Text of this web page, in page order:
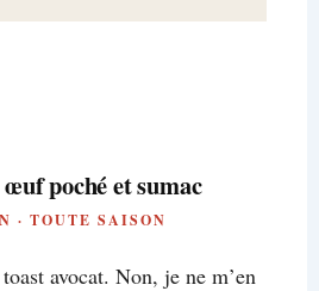
œuf poché et sumac
· TOUTE SAISON
avocat. Non, je ne m’en